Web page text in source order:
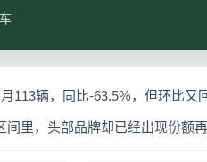
辆，同比-63.5%，但环比又
里，头部品牌却已经出现份额